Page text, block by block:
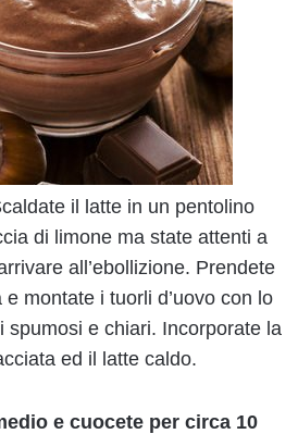
il latte in un pentolino
di limone ma state attenti a
all’ebollizione. Prendete
montate i tuorli d’uovo con lo
spumosi e chiari. Incorporate la
ed il latte caldo.
e cuocete per circa 10